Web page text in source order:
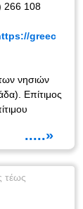
266 108
greec
νησιών
Επίτιμος
.....»
τέως